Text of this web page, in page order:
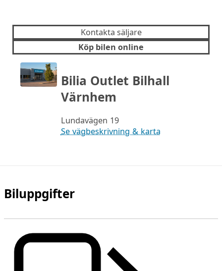
Kontakta säljare
Köp bilen online
Bilia Outlet Bilhall
Värnhem
Lundavägen 19
Se vägbeskrivning & karta
Biluppgifter